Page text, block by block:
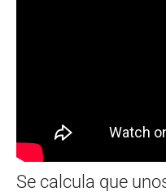
Se calcula que